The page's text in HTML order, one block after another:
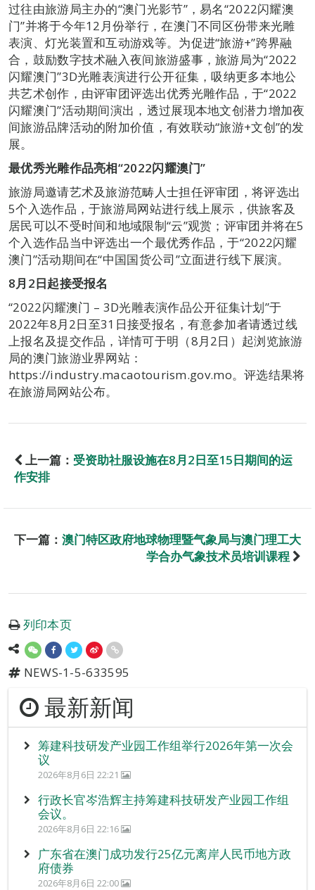
过往由旅游局主办的“澳门光影节”，易名“2022闪耀澳
门”并将于今年12月份举行，在澳门不同区份带来光雕
表演、灯光装置和互动游戏等。为促进“旅游+”跨界融
合，鼓励数字技术融入夜间旅游盛事，旅游局为“2022
闪耀澳门”3D光雕表演进行公开征集，吸纳更多本地公
共艺术创作，由评审团评选出优秀光雕作品，于“2022
闪耀澳门”活动期间演出，透过展现本地文创潜力增加夜
间旅游品牌活动的附加价值，有效联动“旅游+文创”的发
展。
最优秀光雕作品亮相“2022闪耀澳门”
旅游局邀请艺术及旅游范畴人士担任评审团，将评选出
5个入选作品，于旅游局网站进行线上展示，供旅客及
居民可以不受时间和地域限制“云”观赏；评审团并将在5
个入选作品当中评选出一个最优秀作品，于“2022闪耀
澳门”活动期间在“中国国货公司”立面进行线下展演。
8月 2日起接受报名
“2022闪耀澳门 – 3D光雕表演作品公开征集计划”于
2022年8月2日至31日接受报名，有意参加者请透过线
上报名及提交作品，详情可于明（8月2日）起浏览旅游
局的澳门旅游业界网站：
https://industry.macaotourism.gov.mo。评选结果将
在旅游局网站公布。
上一篇： 受资助社服设施在8月2日至15日期间的运
作安排
下一篇： 澳门特区政府地球物理暨气象局与澳门理工大
学合办气象技术员培训课程
列印本页
NEWS-1-5-633595
最新新闻
筹建科技研发产业园工作组举行2026年第一次会
议
2026年8月6日 22:21
行政长官岑浩辉主持筹建科技研发产业园工作组
会议。
2026年8月6日 22:16
广东省在澳门成功发行25亿元离岸人民币地方政
府债券
2026年8月6日 22:00